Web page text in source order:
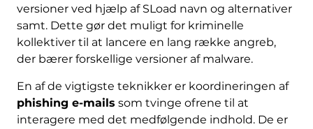
versioner ved hjælp af SLoad navn og alternativer
samt. Dette gør det muligt for kriminelle
kollektiver til at lancere en lang række angreb,
der bærer forskellige versioner af malware.
En af de vigtigste teknikker er koordineringen af
phishing e-mails som tvinge ofrene til at
interagere med det medfølgende indhold. De er